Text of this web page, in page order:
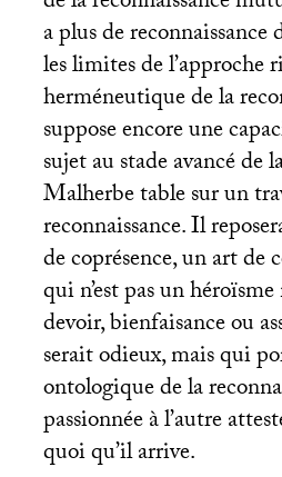
a plus de
les limites de l’approche
herméneutique de la
suppose encore une
sujet au stade avancé
Malherbe table sur un
reconnaissance. Il
de coprésence, un art de
qui n’est pas un
devoir, bienfaisance ou
serait odieux, mais qui
ontologique de la
passionnée à l’autre
quoi qu’il arrive.